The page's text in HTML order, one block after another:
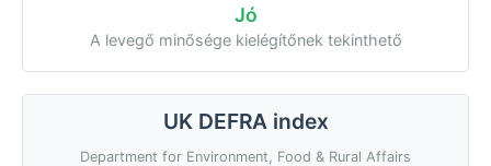
Jó
A levegő minősége kielégítőnek tekinthető
UK DEFRA index
Department for Environment, Food & Rural Affairs